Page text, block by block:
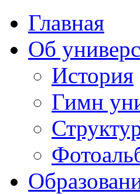
Главная
Об
История
Гимн